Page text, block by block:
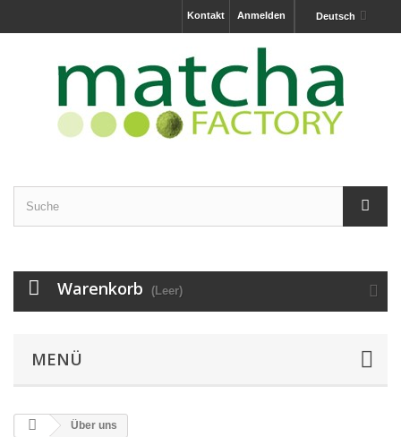
Deutsch
Anmelden
Kontakt
Warenkorb (Leer)
MENÜ
Über uns